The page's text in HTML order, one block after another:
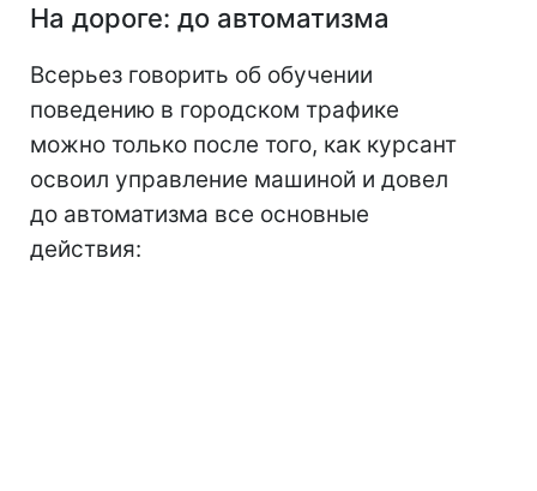
На дороге: до автоматизма
Всерьез говорить об обучении
поведению в городском трафике
можно только после того, как курсант
освоил управление машиной и довел
до автоматизма все основные
действия: